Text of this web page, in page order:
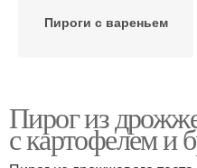
Пироги с вареньем
Пирог с вареньем
Пирог из
с картофелем и